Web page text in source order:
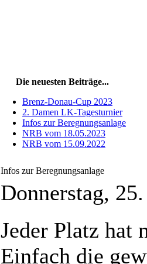
Die neuesten Beiträge...
Brenz-Donau-Cup 2023
2. Damen LK-Tagesturnier
Infos zur Beregnungsanlage
NRB vom 18.05.2023
NRB vom 15.09.2022
Infos zur Beregnungsanlage
Donnerstag,
Jeder Platz hat
Einfach die